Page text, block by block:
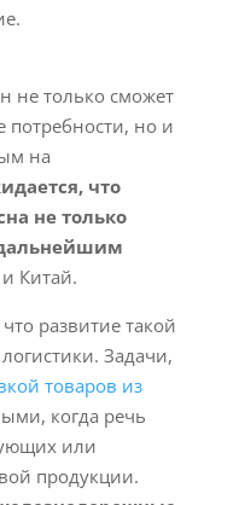
не только сможет
потребности, но и
на
что
не только
Китай.
развитие такой
Задачи,
товаров из
когда речь
или
продукции.